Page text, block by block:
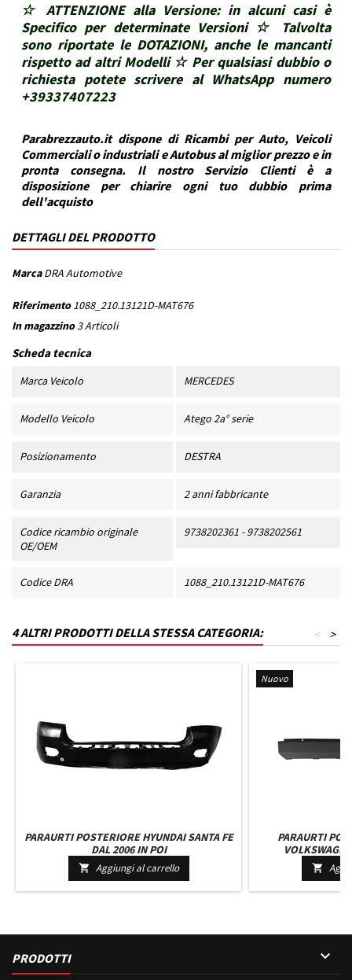
☆ ATTENZIONE alla Versione: in alcuni casi è
Specifico per determinate Versioni ☆ Talvolta
sono riportate le DOTAZIONI, anche le mancanti
rispetto ad altri Modelli ☆ Per qualsiasi dubbio o
richiesta potete scrivere al WhatsApp numero
+39337407223
Parabrezzauto.it dispone di Ricambi per Auto, Veicoli
Commerciali o industriali e Autobus al miglior prezzo e in
pronta consegna. Il nostro Servizio Clienti è a
disposizione per chiarire ogni tuo dubbio prima
dell'acquisto
DETTAGLI DEL PRODOTTO
Marca DRA Automotive
Riferimento 1088_210.13121D-MAT676
In magazzino 3 Articoli
Scheda tecnica
Marca Veicolo MERCEDES
Modello Veicolo Atego 2a° serie
Posizionamento DESTRA
Garanzia 2 anni fabbricante
Codice ricambio originale
OE/OEM
9738202361 - 9738202561
Codice DRA 1088_210.13121D-MAT676
4 ALTRI PRODOTTI DELLA STESSA CATEGORIA: >
<
PARAURTI POSTERIORE HYUNDAI SANTA FE
DAL 2006 IN POI
 Aggiungi al carrello
Nuovo
PARAURTI

PRODOTTI 